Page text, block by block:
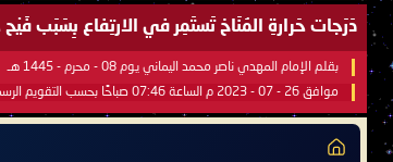
دَرَجات حَرارةِ المُنَاخ تَستَمِر في الارتِفاع بِسَبَب
بقلم الإمام المهدي ناصر محمد اليماني يوم 08 - محرم - 1445 هـ
موافق 26 - 07 - 2023 م الساعة 07:46 صباحًا بحسب التقويم الرسمي لأمّ القُرى